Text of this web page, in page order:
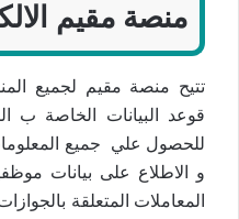
منصة مقيم
تتيح منصة مقيم لجميع
قوعد البيانات الخاصة ب
للحصول علي جميع
و الاطلاع على بيانات
المعاملات المتعلقة